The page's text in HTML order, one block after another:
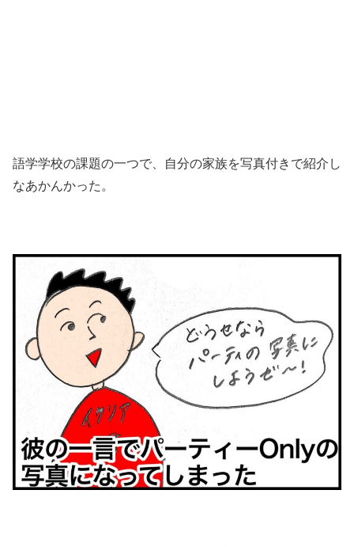
語学学校の課題の一つで、自分の家族を写真付きで紹介し
なあかんかった。